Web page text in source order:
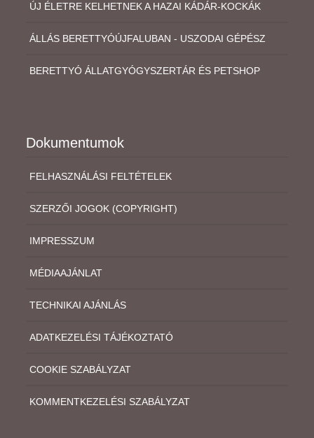
ÚJ ÉLETRE KELHETNEK A HAZAI KÁDÁR-KOCKÁK
ÁLLÁS BERETTYÓÚJFALUBAN - USZODAI GÉPÉSZ
BERETTYÓ ÁLLATGYÓGYSZERTÁR ÉS PETSHOP
Dokumentumok
FELHASZNÁLÁSI FELTÉTELEK
SZERZŐI JOGOK (COPYRIGHT)
IMPRESSZUM
MÉDIAAJÁNLAT
TECHNIKAI AJÁNLÁS
ADATKEZELÉSI TÁJÉKOZTATÓ
COOKIE SZABÁLYZAT
KOMMENTKEZELÉSI SZABÁLYZAT